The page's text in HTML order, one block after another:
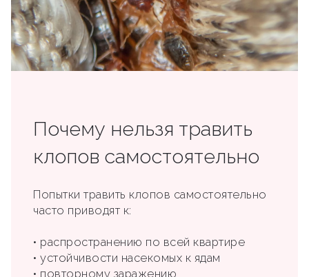
Почему нельзя травить
клопов самостоятельно
Попытки травить клопов самостоятельно
часто приводят к:
• распространению по всей квартире
• устойчивости насекомых к ядам
• повторному заражению